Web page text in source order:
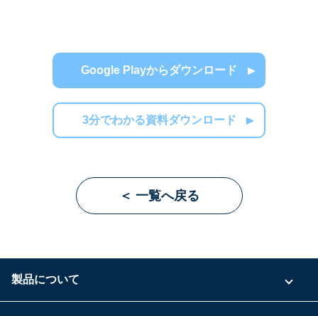
Google Playからダウンロード
3分でわかる資料ダウンロード
＜ 一覧へ戻る
製品について